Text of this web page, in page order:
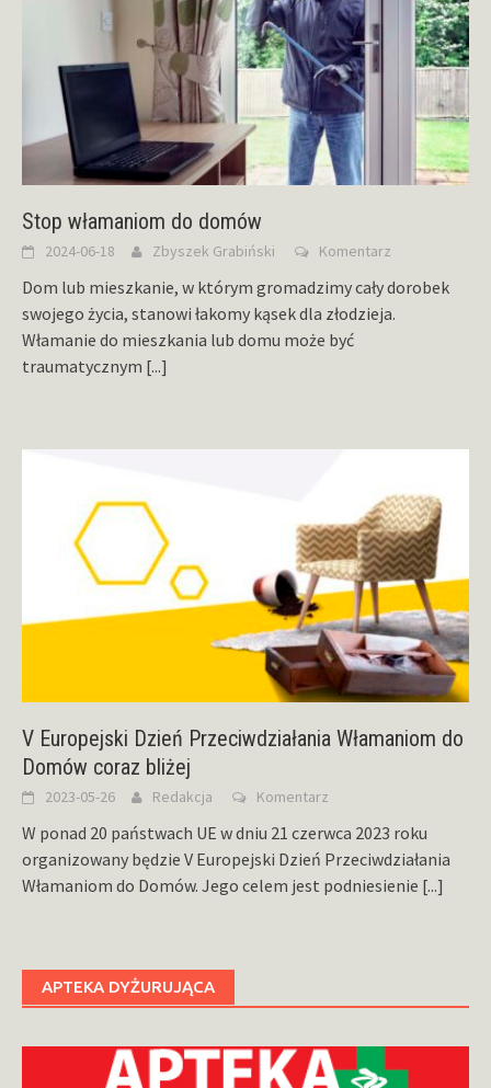
Stop włamaniom do domów
2024-06-18 Zbyszek Grabiński Komentarz
Dom lub mieszkanie, w którym gromadzimy cały dorobek
swojego życia, stanowi łakomy kąsek dla złodzieja.
Włamanie do mieszkania lub domu może być
traumatycznym [...]
V Europejski Dzień Przeciwdziałania Włamaniom do
Domów coraz bliżej
2023-05-26 Redakcja Komentarz
W ponad 20 państwach UE w dniu 21 czerwca 2023 roku
organizowany będzie V Europejski Dzień Przeciwdziałania
Włamaniom do Domów. Jego celem jest podniesienie [...]
APTEKA DYŻURUJĄCA